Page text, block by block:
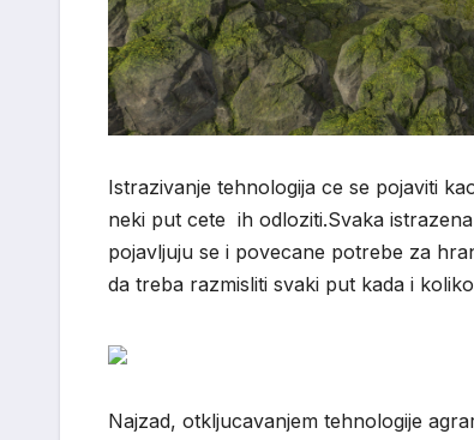
Istrazivanje tehnologija ce se pojaviti
neki put cete ih odloziti.Svaka
pojavljuju se i povecane potrebe za
da treba razmisliti svaki put kada i
Najzad, otkljucavanjem tehnologije